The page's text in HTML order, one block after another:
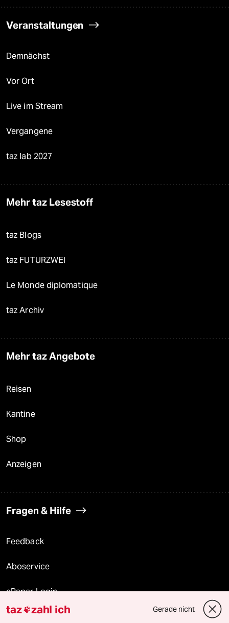
Veranstaltungen
Demnächst
Vor Ort
Live im Stream
Vergangene
taz lab 2027
Mehr taz Lesestoff
taz Blogs
taz FUTURZWEI
Le Monde diplomatique
taz Archiv
Mehr taz Angebote
Reisen
Kantine
Shop
Anzeigen
Fragen & Hilfe
Feedback
Aboservice
ePaper Login
Downloads für Abonnierende
taz zahl ich Gerade nicht